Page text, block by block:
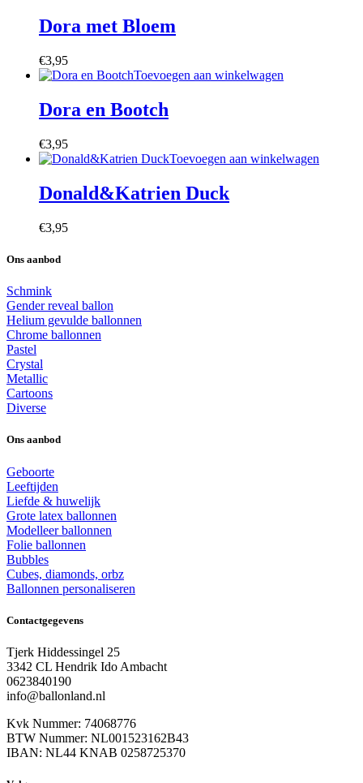
Dora met Bloem
€3,95
Toevoegen aan winkelwagen
Dora en Bootch
€3,95
Toevoegen aan winkelwagen
Donald&Katrien Duck
€3,95
Ons aanbod
Schmink
Gender reveal ballon
Helium gevulde ballonnen
Chrome ballonnen
Pastel
Crystal
Metallic
Cartoons
Diverse
Ons aanbod
Geboorte
Leeftijden
Liefde & huwelijk
Grote latex ballonnen
Modelleer ballonnen
Folie ballonnen
Bubbles
Cubes, diamonds, orbz
Ballonnen personaliseren
Contactgegevens
Tjerk Hiddessingel 25
3342 CL Hendrik Ido Ambacht
0623840190
info@ballonland.nl
Kvk Nummer: 74068776
BTW Nummer: NL001523162B43
IBAN: NL44 KNAB 0258725370